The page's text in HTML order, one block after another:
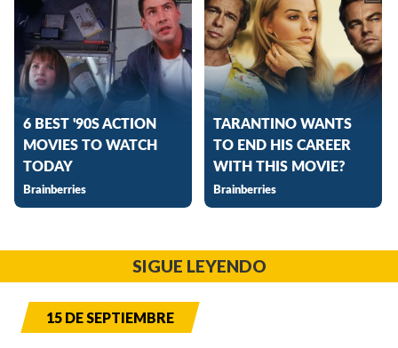
SIGUE LEYENDO
15 DE SEPTIEMBRE